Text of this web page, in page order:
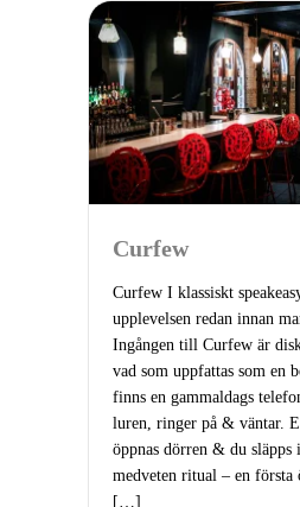
Curfew
Curfew I klassiskt
upplevelsen redan innan
Ingången till Curfew är
vad som uppfattas som en
finns en gammaldags
luren, ringer på & väntar.
öppnas dörren & du släpps
medveten ritual – en första
[…]